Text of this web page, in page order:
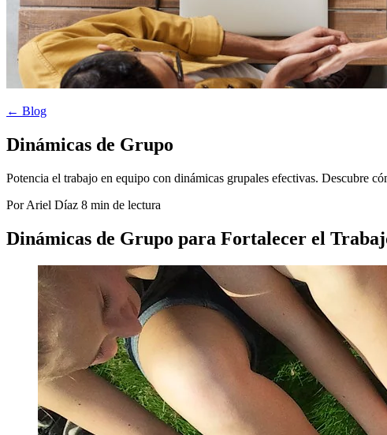
← Blog
Dinámicas de Grupo
Potencia el trabajo en equipo con dinámicas grupales efectivas. Descubre
Por Ariel Díaz 8 min de lectura
Dinámicas de Grupo para Fortalecer el